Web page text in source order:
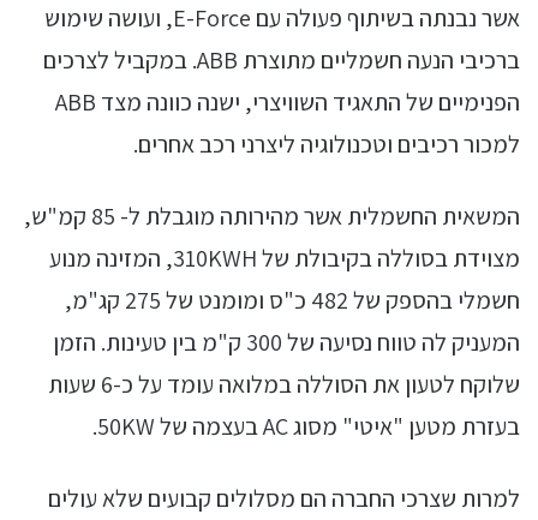
אשר נבנתה בשיתוף פעולה עם E-Force, ועושה שימוש
ברכיבי הנעה חשמליים מתוצרת ABB. במקביל לצרכים
הפנימיים של התאגיד השוויצרי, ישנה כוונה מצד ABB
למכור רכיבים וטכנולוגיה ליצרני רכב אחרים.
המשאית החשמלית אשר מהירותה מוגבלת ל- 85 קמ"ש,
מצוידת בסוללה בקיבולת של 310KWH, המזינה מנוע
חשמלי בהספק של 482 כ"ס ומומנט של 275 קג"מ,
המעניק לה טווח נסיעה של 300 ק"מ בין טעינות. הזמן
שלוקח לטעון את הסוללה במלואה עומד על כ-6 שעות
בעזרת מטען "איטי" מסוג AC בעצמה של 50KW.
למרות שצרכי החברה הם מסלולים קבועים שלא עולים